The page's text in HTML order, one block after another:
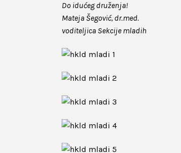
Do idućeg druženja!
Mateja Šegović, dr.med.
voditeljica Sekcije mladih